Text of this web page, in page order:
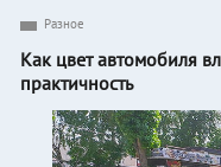
Разное
Как цвет автомобиля
практичность